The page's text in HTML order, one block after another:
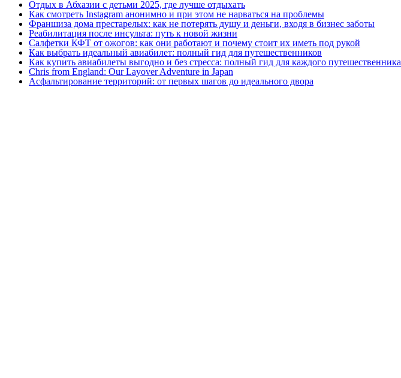
Отдых в Абхазии с детьми 2025, где лучше отдыхать
Как смотреть Instagram анонимно и при этом не нарваться на проблемы
Франшиза дома престарелых: как не потерять душу и деньги, входя в бизнес заботы
Реабилитация после инсульта: путь к новой жизни
Салфетки КФТ от ожогов: как они работают и почему стоит их иметь под рукой
Как выбрать идеальный авиабилет: полный гид для путешественников
Как купить авиабилеты выгодно и без стресса: полный гид для каждого путешественника
Chris from England: Our Layover Adventure in Japan
Асфальтирование территорий: от первых шагов до идеального двора